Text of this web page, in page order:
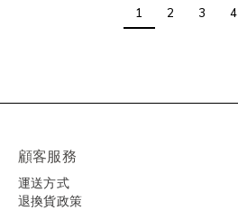
1 2 3 4
顧客服務
運送方式
退換貨政策